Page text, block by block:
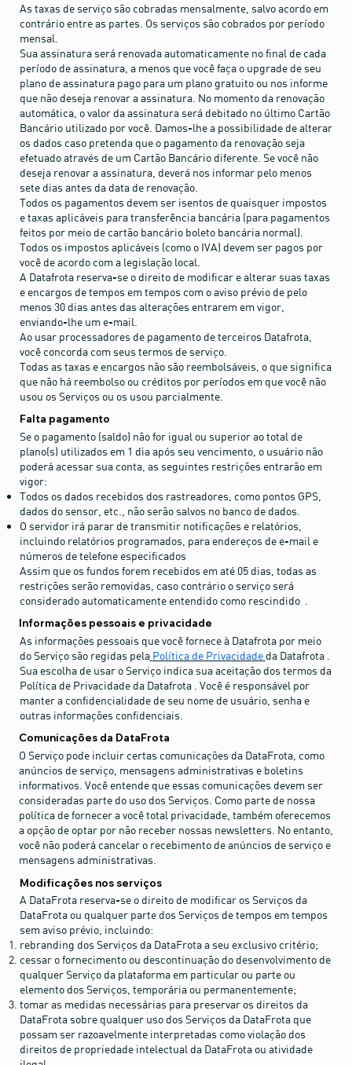
As taxas de serviço são cobradas mensalmente, salvo acordo em
contrário entre as partes. Os serviços são cobrados por período
mensal.
Sua assinatura será renovada automaticamente no final de cada
período de assinatura, a menos que você faça o upgrade de seu
plano de assinatura pago para um plano gratuito ou nos informe
que não deseja renovar a assinatura. No momento da renovação
automática, o valor da assinatura será debitado no último Cartão
Bancário utilizado por você. Damos-lhe a possibilidade de alterar
os dados caso pretenda que o pagamento da renovação seja
efetuado através de um Cartão Bancário diferente. Se você não
deseja renovar a assinatura, deverá nos informar pelo menos
sete dias antes da data de renovação.
Todos os pagamentos devem ser isentos de quaisquer impostos
e taxas aplicáveis ​​para transferência bancária (para pagamentos
feitos por meio de cartão bancário boleto bancária normal).
Todos os impostos aplicáveis ​​(como o IVA) devem ser pagos por
você de acordo com a legislação local.
A Datafrota reserva-se o direito de modificar e alterar suas taxas
e encargos de tempos em tempos com o aviso prévio de pelo
menos 30 dias antes das alterações entrarem em vigor,
enviando-lhe um e-mail.
Ao usar processadores de pagamento de terceiros Datafrota,
você concorda com seus termos de serviço.
Todas as taxas e encargos não são reembolsáveis, o que significa
que não há reembolso ou créditos por períodos em que você não
usou os Serviços ou os usou parcialmente.
Falta pagamento
Se o pagamento (saldo) não for igual ou superior ao total de
plano(s) utilizados em 1 dia após seu vencimento, o usuário não
poderá acessar sua conta, as seguintes restrições entrarão em
vigor:
Todos os dados recebidos dos rastreadores, como pontos GPS,
dados do sensor, etc., não serão salvos no banco de dados.
O servidor irá parar de transmitir notificações e relatórios,
incluindo relatórios programados, para endereços de e-mail e
números de telefone especificados
Assim que os fundos forem recebidos em até 05 dias, todas as
restrições serão removidas, caso contrário o serviço será
considerado automaticamente entendido como rescindido .
Informações pessoais e privacidade
As informações pessoais que você fornece à Datafrota por meio
do Serviço são regidas pela Política de Privacidade da Datafrota .
Sua escolha de usar o Serviço indica sua aceitação dos termos da
Política de Privacidade da Datafrota . Você é responsável por
manter a confidencialidade de seu nome de usuário, senha e
outras informações confidenciais.
Comunicações da DataFrota
O Serviço pode incluir certas comunicações da DataFrota, como
anúncios de serviço, mensagens administrativas e boletins
informativos. Você entende que essas comunicações devem ser
consideradas parte do uso dos Serviços. Como parte de nossa
política de fornecer a você total privacidade, também oferecemos
a opção de optar por não receber nossas newsletters. No entanto,
você não poderá cancelar o recebimento de anúncios de serviço e
mensagens administrativas.
Modificações nos serviços
A DataFrota reserva-se o direito de modificar os Serviços da
DataFrota ou qualquer parte dos Serviços de tempos em tempos
sem aviso prévio, incluindo:
rebranding dos Serviços da DataFrota a seu exclusivo critério;
cessar o fornecimento ou descontinuação do desenvolvimento de
qualquer Serviço da plataforma em particular ou parte ou
elemento dos Serviços, temporária ou permanentemente;
tomar as medidas necessárias para preservar os direitos da
DataFrota sobre qualquer uso dos Serviços da DataFrota que
possam ser razoavelmente interpretadas como violação dos
direitos de propriedade intelectual da DataFrota ou atividade